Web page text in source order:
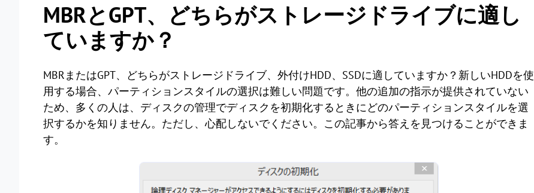
MBRとGPT、どちらがストレージドライブに適し
ていますか？
MBRまたはGPT、どちらがストレージドライブ、外付けHDD、SSDに適していますか？新しいHDDを使
用する場合、パーティションスタイルの選択は難しい問題です。他の追加の指示が提供されていない
ため、多くの人は、ディスクの管理でディスクを初期化するときにどのパーティションスタイルを選
択するかを知りません。ただし、心配しないでください。この記事から答えを見つけることができま
す。